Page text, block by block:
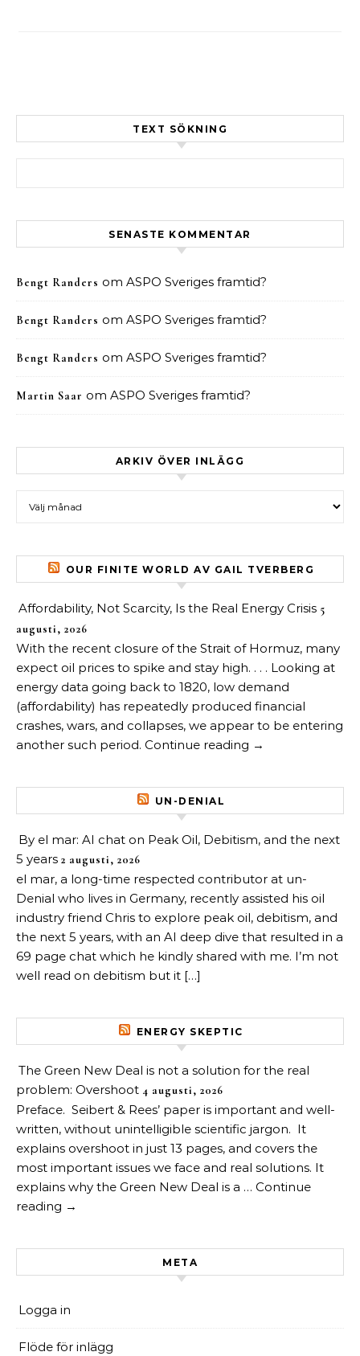
TEXT SÖKNING
SENASTE KOMMENTAR
Bengt Randers om ASPO Sveriges framtid?
Bengt Randers om ASPO Sveriges framtid?
Bengt Randers om ASPO Sveriges framtid?
Martin Saar om ASPO Sveriges framtid?
ARKIV ÖVER INLÄGG
OUR FINITE WORLD AV GAIL TVERBERG
Affordability, Not Scarcity, Is the Real Energy Crisis 5
augusti, 2026
With the recent closure of the Strait of Hormuz, many
expect oil prices to spike and stay high. . . . Looking at
energy data going back to 1820, low demand
(affordability) has repeatedly produced financial
crashes, wars, and collapses, we appear to be entering
another such period. Continue reading →
UN-DENIAL
By el mar: AI chat on Peak Oil, Debitism, and the next
5 years 2 augusti, 2026
el mar, a long-time respected contributor at un-
Denial who lives in Germany, recently assisted his oil
industry friend Chris to explore peak oil, debitism, and
the next 5 years, with an AI deep dive that resulted in a
69 page chat which he kindly shared with me. I’m not
well read on debitism but it […]
ENERGY SKEPTIC
The Green New Deal is not a solution for the real
problem: Overshoot 4 augusti, 2026
Preface. Seibert & Rees’ paper is important and well-
written, without unintelligible scientific jargon. It
explains overshoot in just 13 pages, and covers the
most important issues we face and real solutions. It
explains why the Green New Deal is a … Continue
reading →
META
Logga in
Flöde för inlägg